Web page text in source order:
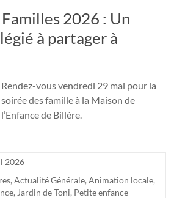
2026 : Un
à partager à
Rendez-vous vendredi 29 mai pour la
soirée des famille à la Maison de
l’Enfance de Billère.
2026
,Actualité Générale,Animation locale,
, Jardin de Toni, Petite enfance